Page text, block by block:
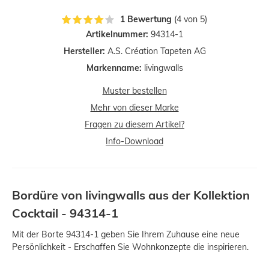
Artikelnummer: 94314-1
Hersteller: A.S. Création Tapeten AG
Markenname: livingwalls
Muster bestellen
Mehr von dieser Marke
Fragen zu diesem Artikel?
Info-Download
1 Bewertung (4 von 5)
Bordüre von livingwalls aus der Kollektion
Cocktail - 94314-1
Mit der Borte 94314-1 geben Sie Ihrem Zuhause eine neue
Persönlichkeit - Erschaffen Sie Wohnkonzepte die inspirieren.